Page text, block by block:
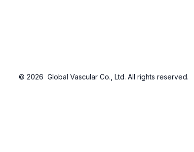
© 2026 Global Vascular Co., Ltd. All rights reserved.